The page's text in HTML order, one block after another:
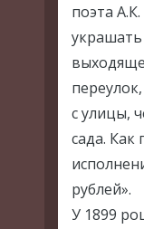
поэта
с улицы,
сада. Как
рублей».
У 1899